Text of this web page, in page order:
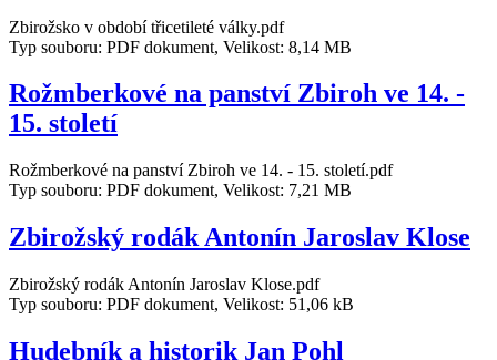
Zbirožsko v období třicetileté války.pdf
Typ souboru: PDF dokument, Velikost: 8,14 MB
Rožmberkové na panství Zbiroh ve 14. -
15. století
Rožmberkové na panství Zbiroh ve 14. - 15. století.pdf
Typ souboru: PDF dokument, Velikost: 7,21 MB
Zbirožský rodák Antonín Jaroslav Klose
Zbirožský rodák Antonín Jaroslav Klose.pdf
Typ souboru: PDF dokument, Velikost: 51,06 kB
Hudebník a historik Jan Pohl